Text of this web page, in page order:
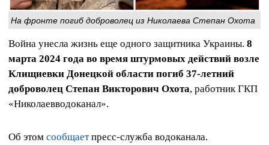
На фронте погиб доброволец из Николаева Степан Охота
Война унесла жизнь еще одного защитника Украины. 8
марта 2024 года во время штурмовых действий возле
Клищиевки Донецкой области погиб 37‑летний
доброволец Степан Викторович Охота, работник ГКП
«Николаевводоканал».
Об этом сообщаетпресс-служба водоканала.